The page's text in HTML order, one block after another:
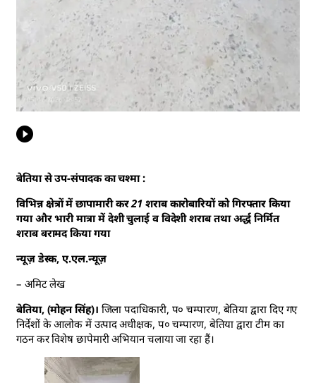
बेतिया से उप-संपादक का चश्मा :
विभिन्न क्षेत्रों में छापामारी कर 21 शराब कारोबारियों को गिरफ्तार किया
गया और भारी मात्रा में देशी चुलाई व विदेशी शराब तथा अर्द्ध निर्मित
शराब बरामद किया गया
न्यूज़ डेस्क, ए.एल.न्यूज़
– अमिट लेख
बेतिया, (मोहन सिंह)। जिला पदाधिकारी, प० चम्पारण, बेतिया द्वारा दिए गए
निर्देशों के आलोक में उत्पाद अधीक्षक, प० चम्पारण, बेतिया द्वारा टीम का
गठन कर विशेष छापेमारी अभियान चलाया जा रहा हैं।